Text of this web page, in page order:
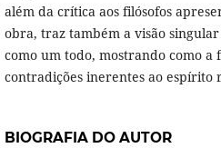
além da crítica aos filósofos
obra, traz também a visão
como um todo, mostrando como a
contradições inerentes ao espírito
BIOGRAFIA DO AUTOR